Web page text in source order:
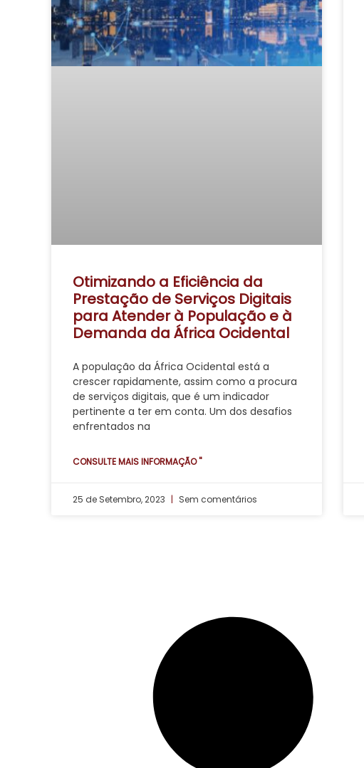
Otimizando a Eficiência da
Prestação de Serviços Digitais
para Atender à População e à
Demanda da África Ocidental
A população da África Ocidental está a
crescer rapidamente, assim como a procura
de serviços digitais, que é um indicador
pertinente a ter em conta. Um dos desafios
enfrentados na
CONSULTE MAIS INFORMAÇÃO "
25 de Setembro, 2023 Sem comentários